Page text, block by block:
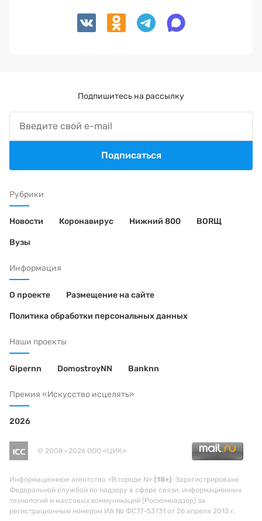
Рубрики
Новости Коронавирус Нижний 800 BORЩ
Вузы
Информация
О проекте Размещение на сайте
Политика обработки персональных данных
Наши проекты
Gipernn DomostroyNN Banknn
Премия «Искусство исцелять»
2026
© 2008—2026 ООО «ЦИК»
Информационное агентство «В городе N» (18+). Зарегистрировано
Федеральной службой по надзору в сфере связи, информационных
технологий и массовых коммуникаций (Роскомнадзор) за
регистрационным номером ИА № ФС77-53731 от 26 апреля 2013 г.
Подпишитесь на рассылку
Подписаться